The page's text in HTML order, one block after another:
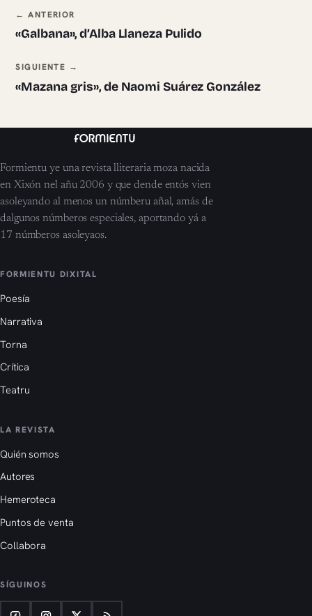
Navegación ente pieces
← ANTERIOR
«Galbana», d’Alba Llaneza Pulido
SIGUIENTE →
«Mazana gris», de Naomi Suárez González
Formientu ye una revista lliteraria moza nacida
en Xixón nel añu 2006 y que dende entós vien
asoleyando al menos un númberu añal, amás de
dalgunos númberos especiales, aportando yá a
17 númberos asoleyaos.
FORMIENTU DIXITAL
Poesía
Narrativa
Torna
Crítica
Teatru
LA REVISTA
Quién somos
Autores
Hemeroteca
Puntos de venta
Collabora
SÍGUINOS